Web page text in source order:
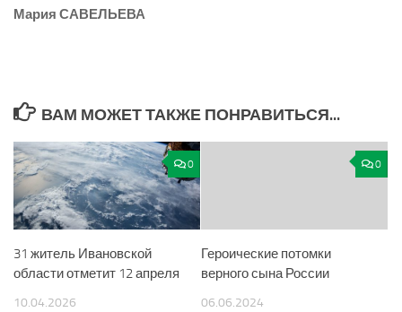
Мария САВЕЛЬЕВА
ВАМ МОЖЕТ ТАКЖЕ ПОНРАВИТЬСЯ...
0
31 житель Ивановской
области отметит 12 апреля
10.04.2026
0
Героические потомки
верного сына России
06.06.2024